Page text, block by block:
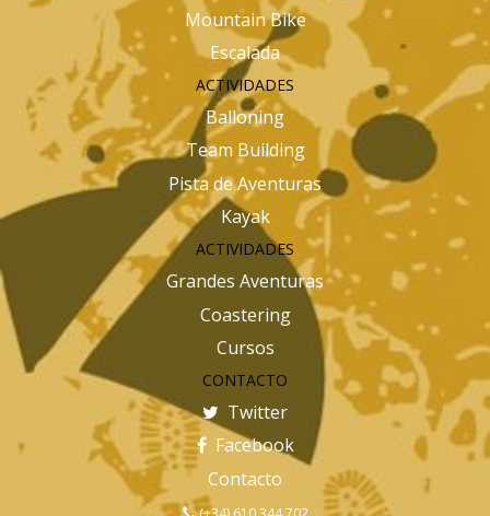
Mountain Bike
Escalada
ACTIVIDADES
Balloning
Team Building
Pista de Aventuras
Kayak
ACTIVIDADES
Grandes Aventuras
Coastering
Cursos
CONTACTO
Twitter
Facebook
Contacto